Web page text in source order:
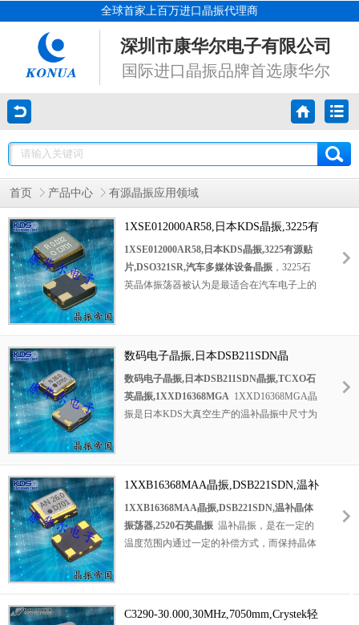
全球首家上百万进口晶振代理商
深圳市康华尔电子有限公司
国际进口晶振品牌首选康华尔
首页 产品中心 有源晶振应用领域
1XSE012000AR58,日本KDS晶振,3225有
源贴片,DSO321SR,汽车多媒体设备晶振
1XSE012000AR58,日本KDS晶振,3225有源贴
片,DSO321SR,汽车多媒体设备晶振 ，3225石
英晶体振荡器被认为是最适合在汽车电子上的
振，耐冲击等优良的耐环境特性。日本KDS晶
振生产的DSO321SR系列为3225尺寸，低电流
消耗：最大 8mA （167MHz， 3.3V）；电源电
压：1.8V/2.5V/2.8V/3.0V/3.3V；提供窄偏差：
±20ppm/±30ppm/±50ppm/±100ppm；通过使用
Q100）；CMOS 电平输出。1XSE012000AR58
应用于PC、游戏设备；DSC、DVD、蓝光、
HDTV、DVC、HDD；WiMAX 系列；摄像头
模块；Gb以太网；汽车多媒体设备。
数码电子晶振,日本DSB211SDN晶
振,TCXO石英晶振,1XXD16368MGA
数码电子晶振,日本DSB211SDN晶振,TCXO石
英晶振,1XXD16368MGA 1XXD16368MGA晶
振是日本KDS大真空生产的温补晶振中尺寸为
方式，而保持晶体振荡器的输出频率在一定的
精度范围内的晶体振荡器。KDS晶振性能稳
定、精度高、体积小，在恶劣环境也能正常工
作，TCXO温补晶振温度稳定度可达
±0.5PPM。在普通石英晶体谐振器和振荡器
压的产品。
1XXB16368MAA晶振,DSB221SDN,温补
晶体振荡器,2520石英晶振
1XXB16368MAA晶振,DSB221SDN,温补晶体
振荡器,2520石英晶振 温补晶振，是在一定的
温度范围内通过一定的补偿方式，而保持晶体
度稳定性高等特点。1XXB16368MAA晶振是
日本大真空晶振的DSB221SDN系列的一款频
C3290-30.000,30MHz,7050mm,Crystek轻